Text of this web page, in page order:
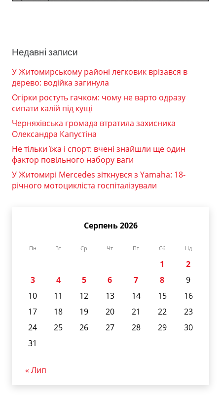
Недавні записи
У Житомирському районі легковик врізався в
дерево: водійка загинула
Огірки ростуть гачком: чому не варто одразу
сипати калій під кущі
Черняхівська громада втратила захисника
Олександра Капустіна
Не тільки їжа і спорт: вчені знайшли ще один
фактор повільного набору ваги
У Житомирі Mercedes зіткнувся з Yamaha: 18-
річного мотоцикліста госпіталізували
Серпень 2026
Пн Вт Ср Чт Пт Сб Нд
1
2
3
4 5 6 7 8
9
10
11 12 13 14 15
16
17
18 19 20 21 22
23
24
25 26 27 28 29
30
31
« Лип